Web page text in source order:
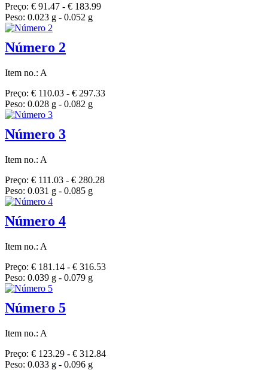
Preço: € 91.47 - € 183.99
Peso: 0.023 g - 0.052 g
Número 2
Item no.: A
Preço: € 110.03 - € 297.33
Peso: 0.028 g - 0.082 g
Número 3
Item no.: A
Preço: € 111.03 - € 280.28
Peso: 0.031 g - 0.085 g
Número 4
Item no.: A
Preço: € 181.14 - € 316.53
Peso: 0.039 g - 0.079 g
Número 5
Item no.: A
Preço: € 123.29 - € 312.84
Peso: 0.033 g - 0.096 g